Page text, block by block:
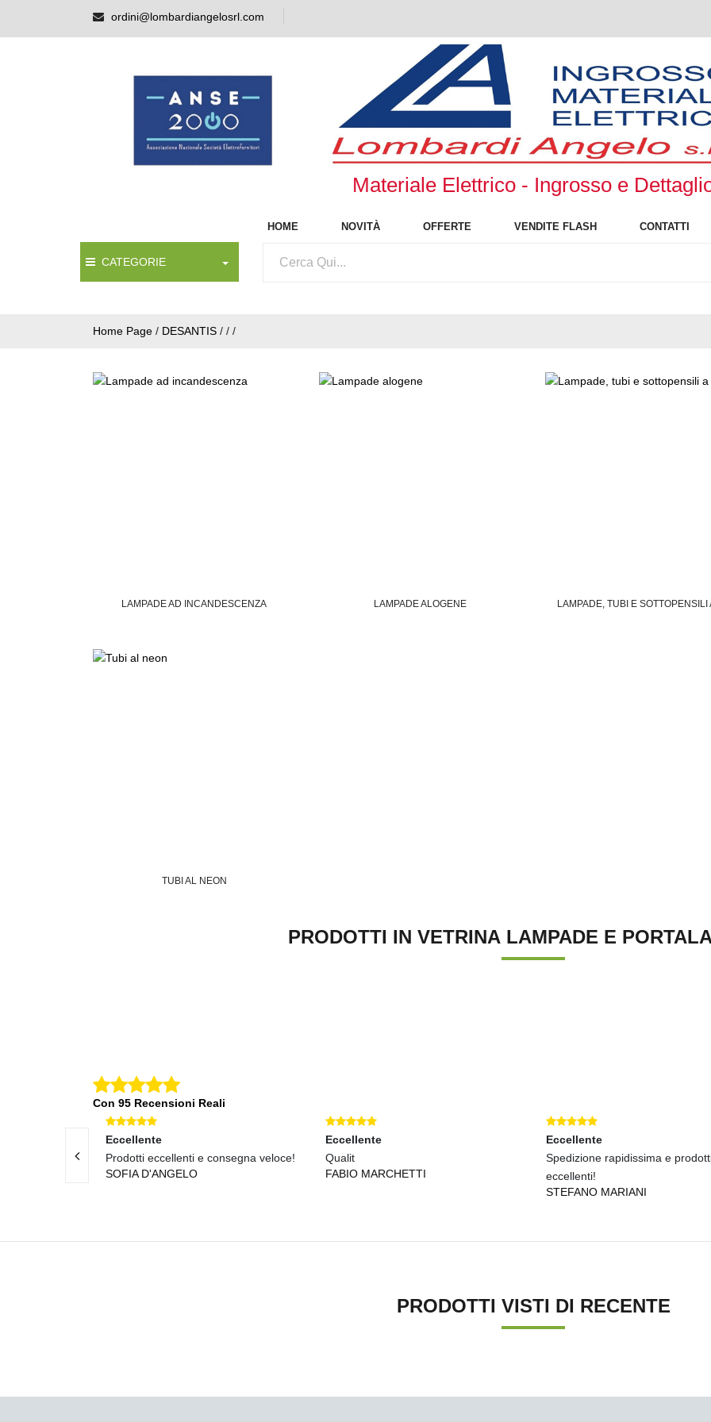
ordini@lombardiangelosrl.com
Materiale Elettrico - Ingrosso e
HOME NOVITÀ OFFERTE VENDITE FLASH CONTATTI
CATEGORIE
Home Page / DESANTIS / / /
LAMPADE AD INCANDESCENZA LAMPADE ALOGENE LAMPADE, TUBI E SOTTOPENSILI
TUBI AL NEON
PRODOTTI IN VETRINA LAMPADE E
Con 95 Recensioni Reali
Eccellente
Prodotti eccellenti e consegna veloce!
SOFIA D'ANGELO
Eccellente
Qualit
FABIO MARCHETTI
Eccellente
Spedizione rapidissima e
eccellenti!
STEFANO MARIANI
PRODOTTI VISTI DI RECENTE